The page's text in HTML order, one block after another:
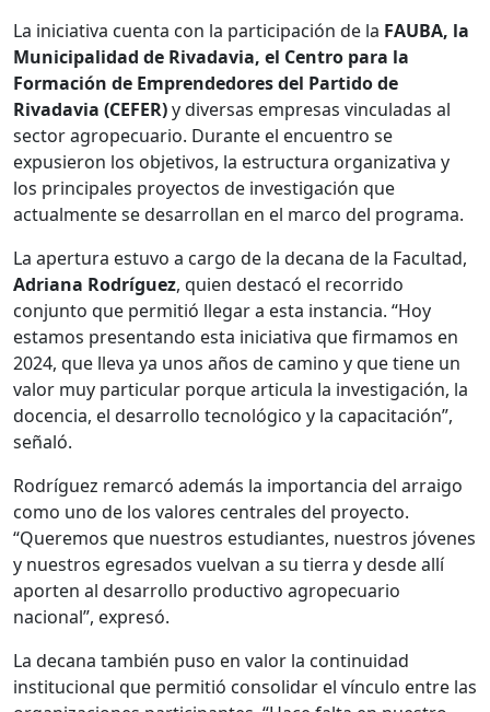
La iniciativa cuenta con la participación de la FAUBA, la
Municipalidad de Rivadavia, el Centro para la
Formación de Emprendedores del Partido de
Rivadavia (CEFER)y diversas empresas vinculadas al
sector agropecuario. Durante el encuentro se
expusieron los objetivos, la estructura organizativa y
los principales proyectos de investigación que
actualmente se desarrollan en el marco del programa.
La apertura estuvo a cargo de la decana de la Facultad,
Adriana Rodríguez, quien destacó el recorrido
conjunto que permitió llegar a esta instancia. “Hoy
estamos presentando esta iniciativa que firmamos en
2024, que lleva ya unos años de camino y que tiene un
valor muy particular porque articula la investigación, la
docencia, el desarrollo tecnológico y la capacitación”,
señaló.
Rodríguez remarcó además la importancia del arraigo
como uno de los valores centrales del proyecto.
“Queremos que nuestros estudiantes, nuestros jóvenes
y nuestros egresados vuelvan a su tierra y desde allí
aporten al desarrollo productivo agropecuario
nacional”, expresó.
La decana también puso en valor la continuidad
institucional que permitió consolidar el vínculo entre las